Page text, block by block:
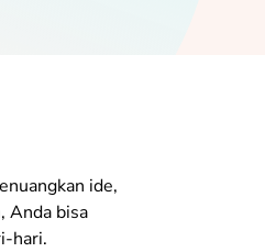
ide,
Anda bisa
hari.